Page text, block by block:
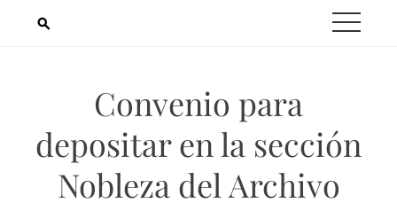
Convenio para
depositar en la sección
Nobleza del Archivo